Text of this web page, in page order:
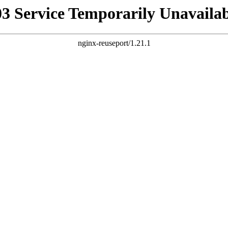
Service Temporarily
nginx-reuseport/1.21.1